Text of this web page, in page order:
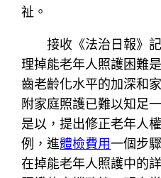
祉。
接收《法治日報》
理掉能老年人照護困難
齒老齡化水平的加深和
附家庭照護已難以知足
是以，提出修正老年人
例，進體檢費用一個步
在掉能老年人照護中的